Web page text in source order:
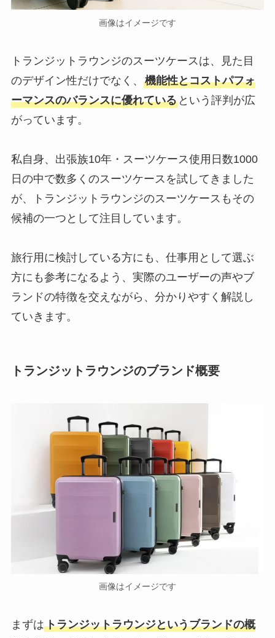
画像はイメージです
トランジットラウンジのスーツケースは、見た目
のデザイン性だけでなく、 機能性とコストパフォ
ーマンスのバランスに優れているという評判が広
がっています。
私自身、出張族10年・スーツケース使用日数1000
日の中で数多くのスーツケースを試してきました
が、トランジットラウンジのスーツケースもその
候補の一つとして注目しています。
旅行用に検討している方にも、仕事用として選ぶ
方にも参考になるよう、実際のユーザーの声やブ
ランドの特徴を交えながら、分かりやすく解説し
ていきます。
トランジットラウンジのブランド概要
画像はイメージです
まずはトランジットラウンジというブランドの概